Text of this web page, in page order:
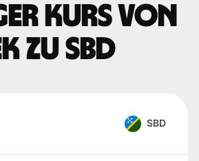
Kurs von
zu SBD
SBD